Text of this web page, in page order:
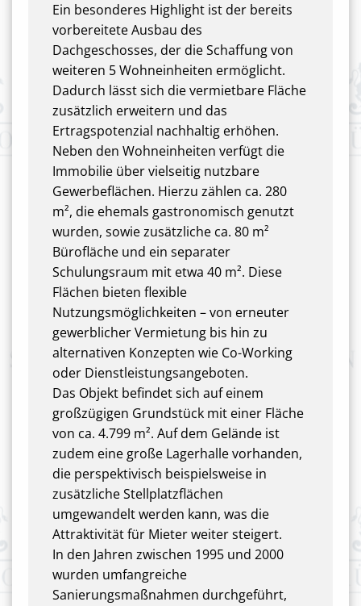
Ein besonderes Highlight ist der bereits
vorbereitete Ausbau des
Dachgeschosses, der die Schaffung von
weiteren 5 Wohneinheiten ermöglicht.
Dadurch lässt sich die vermietbare Fläche
zusätzlich erweitern und das
Ertragspotenzial nachhaltig erhöhen.
Neben den Wohneinheiten verfügt die
Immobilie über vielseitig nutzbare
Gewerbeflächen. Hierzu zählen ca. 280
m², die ehemals gastronomisch genutzt
wurden, sowie zusätzliche ca. 80 m²
Bürofläche und ein separater
Schulungsraum mit etwa 40 m². Diese
Flächen bieten flexible
Nutzungsmöglichkeiten – von erneuter
gewerblicher Vermietung bis hin zu
alternativen Konzepten wie Co-Working
oder Dienstleistungsangeboten.
Das Objekt befindet sich auf einem
großzügigen Grundstück mit einer Fläche
von ca. 4.799 m². Auf dem Gelände ist
zudem eine große Lagerhalle vorhanden,
die perspektivisch beispielsweise in
zusätzliche Stellplatzflächen
umgewandelt werden kann, was die
Attraktivität für Mieter weiter steigert.
In den Jahren zwischen 1995 und 2000
wurden umfangreiche
Sanierungsmaßnahmen durchgeführt,